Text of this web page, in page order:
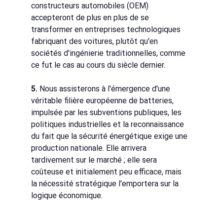
constructeurs automobiles (OEM)
accepteront de plus en plus de se
transformer en entreprises technologiques
fabriquant des voitures, plutôt qu'en
sociétés d'ingénierie traditionnelles, comme
ce fut le cas au cours du siècle dernier.
5. Nous assisterons à l'émergence d'une
véritable filière européenne de batteries,
impulsée par les subventions publiques, les
politiques industrielles et la reconnaissance
du fait que la sécurité énergétique exige une
production nationale. Elle arrivera
tardivement sur le marché ; elle sera
coûteuse et initialement peu efficace, mais
la nécessité stratégique l'emportera sur la
logique économique.